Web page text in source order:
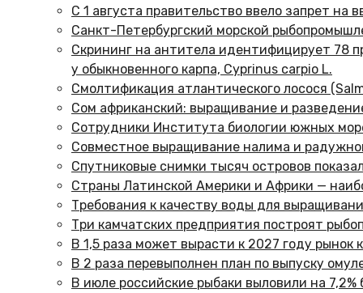
С 1 августа правительство ввело запрет
Санкт-Петербургский морской
Скрининг на антитела идентифицирует 78
у обыкновенного карпа, Cyprinus carpio L.
Смолтификация атлантического лосося
Сом африканский: выращивание и
Сотрудники Института биологии южных
Совместное выращивание налима и
Спутниковые снимки тысяч островов
Страны Латинской Америки и Африки —
Требования к качеству воды для
Три камчатских предприятия построят
В 1,5 раза может вырасти к 2027 году рынок
В 2 раза перевыполнен план по выпуску
В июле российские рыбаки выловили на